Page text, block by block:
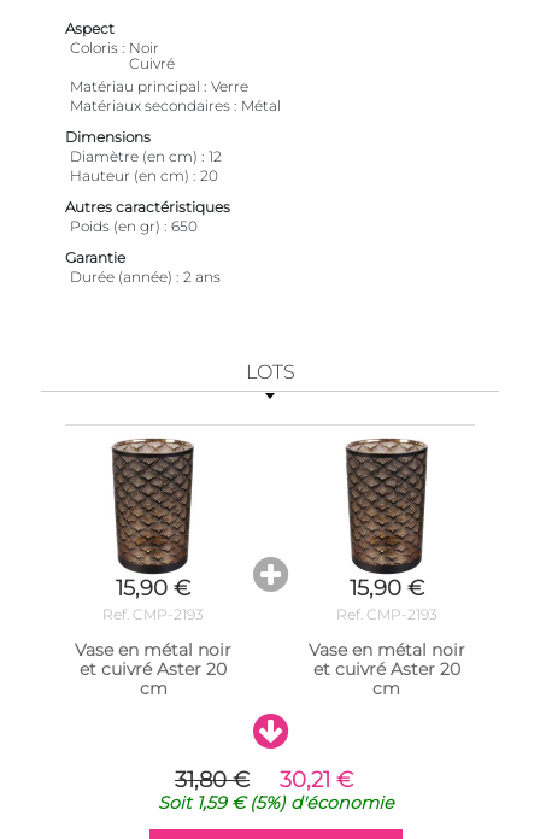
Aspect
Coloris
Noir
Cuivré
Matériau principal
Verre
Matériaux secondaires
Métal
Dimensions
Diamètre (en cm)
12
Hauteur (en cm)
20
Autres caractéristiques
Poids (en gr)
650
Garantie
Durée (année)
2 ans
LOTS
15,90 €
Ref. CMP-2193
Vase en métal noir
et cuivré Aster 20
cm
15,90 €
Ref. CMP-2193
Vase en métal noir
et cuivré Aster 20
cm
31,80 € 30,21 €
Soit 1,59 €(5%) d'économie